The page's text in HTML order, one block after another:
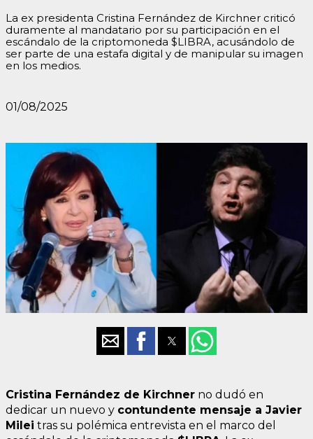
La ex presidenta Cristina Fernández de Kirchner criticó
duramente al mandatario por su participación en el
escándalo de la criptomoneda $LIBRA, acusándolo de
ser parte de una estafa digital y de manipular su imagen
en los medios.
01/08/2025
Cristina Fernández de Kirchner no dudó en
dedicar un nuevo y contundente mensaje a Javier
Milei tras su polémica entrevista en el marco del